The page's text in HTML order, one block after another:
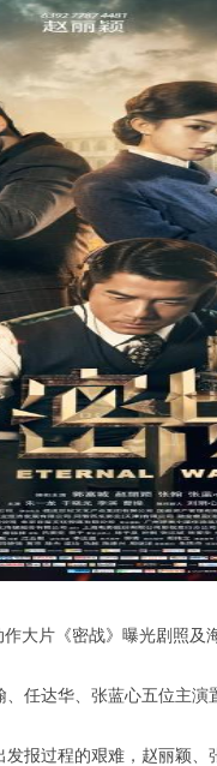
大片《密战》曝光剧照
任达华、张蓝心五位主演
报过程的艰难，赵丽颖